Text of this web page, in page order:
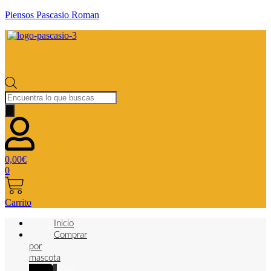
Piensos Pascasio Roman
Búsqueda
de
productos
0,00€
0
Carrito
Inicio
Comprar
por
mascota